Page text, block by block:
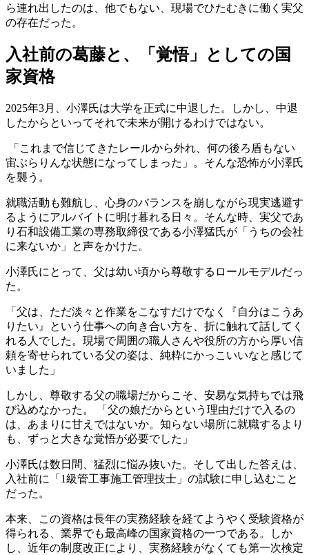
ら連れ出したのは、他でもない、現場でひたむきに働く実父
の存在だった。
入社前の葛藤と、「覚悟」としての国
家資格
2025年3月、小澤氏は大学を正式に中退した。しかし、中退
したからといってそれで未来が開けるわけではない。
「これまで信じてきたレールから外れ、何の後ろ盾もない
宙ぶらりんな状態になってしまった」。そんな恐怖が小澤氏
を襲う。
就職活動も難航し、心身のバランスを崩しながら現実逃避す
るようにアルバイトに明け暮れる日々。そんな時、実父であ
り石和設備工業の専務取締役である小澤猛氏が「うちの会社
に来ないか」と声をかけた。
小澤氏にとって、父は幼い頃から尊敬するロールモデルだっ
た。
「父は、ただ淡々と作業をこなすだけでなく『自分はこうあ
りたい』という仕事への向き合い方を、折に触れて話してく
れる人でした。現場で周囲の職人さんや役所の方から厚い信
頼を寄せられている父の姿は、純粋にかっこいいなと感じて
いました」
しかし、尊敬する父の職場だからこそ、安易な気持ちでは飛
び込めなかった。 「父の娘だからという理由だけで入るの
は、あまりに甘えではないか。知らない場所に就職するより
も、ずっと大きな覚悟が必要でした」
小澤氏は数日間、猛烈に悩み抜いた。そして出した答えは、
入社前に「1級管工事施工管理技士」の試験に申し込むこと
だった。
本来、この資格は長年の実務経験を経てようやく受験資格が
得られる、業界でも最高峰の国家資格の一つである。しか
し、近年の制度改正により、実務経験がなくても第一次検定